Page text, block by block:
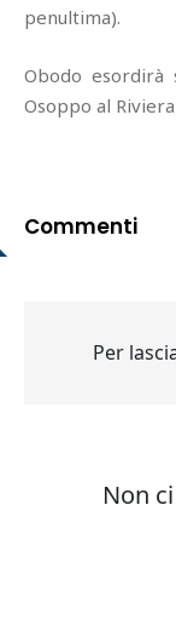
penultima).
Obodo esordirà
Osoppo al
Commenti